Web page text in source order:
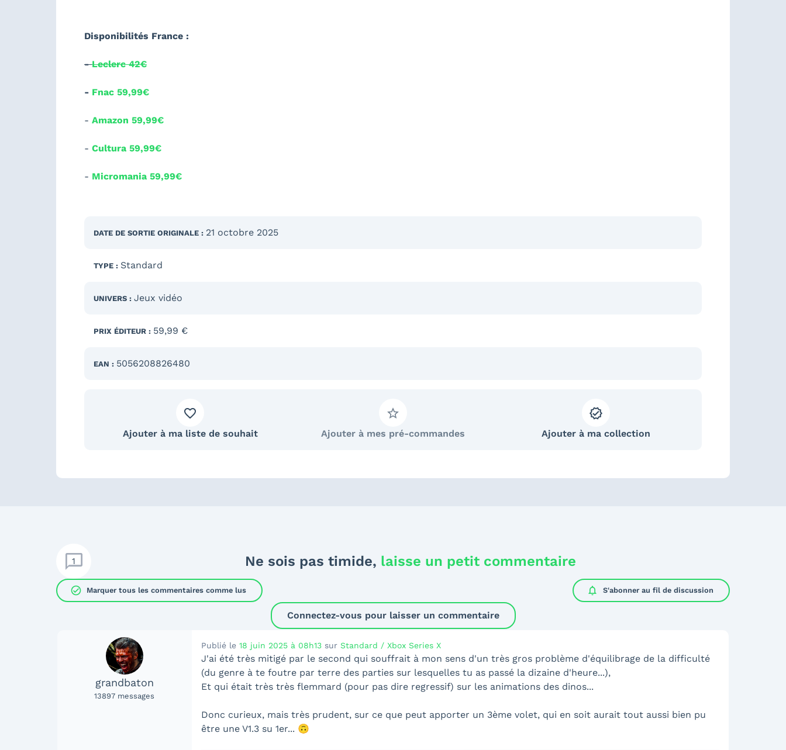
Disponibilités France :
-Leclerc 42€
- Fnac 59,99€
- Amazon 59,99€
- Cultura 59,99€
- Micromania 59,99€
DATE DE SORTIE ORIGINALE : 21 octobre 2025
TYPE : Standard
UNIVERS : Jeux vidéo
PRIX ÉDITEUR : 59,99 €
EAN : 5056208826480
Ajouter à ma liste de souhait Ajouter à mes pré-commandes Ajouter à ma collection
1 Ne sois pas timide, laisse un petit commentaire
check_circle Marquer tous les commentaires comme lus notifications S'abonner au fil de discussion
Connectez-vous pour laisser un commentaire
grandbaton
13897 messages
Publié le 18 juin 2025 à 08h13sur Standard / Xbox Series X
J'ai été très mitigé par le second qui souffrait à mon sens d'un très gros problème d'équilibrage de la difficulté
(du genre à te foutre par terre des parties sur lesquelles tu as passé la dizaine d'heure...),
Et qui était très très flemmard (pour pas dire regressif) sur les animations des dinos...
Donc curieux, mais très prudent, sur ce que peut apporter un 3ème volet, qui en soit aurait tout aussi bien pu
être une V1.3 su 1er... 🙃